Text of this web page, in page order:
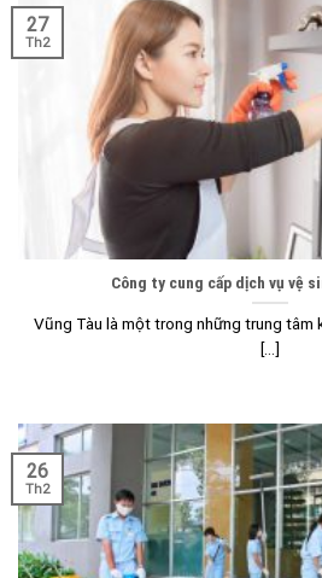
Công ty cung cấp dịch vụ vệ
Vũng Tàu là một trong những trung tâm
[...]
27
Th2
26
Th2